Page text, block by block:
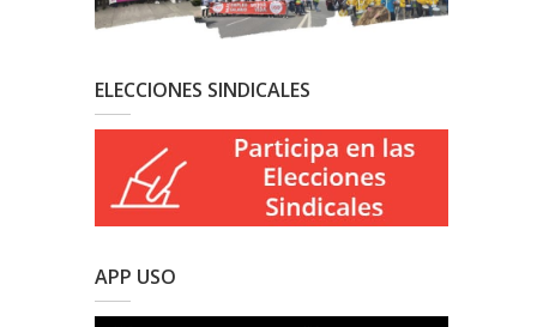
ELECCIONES SINDICALES
APP USO